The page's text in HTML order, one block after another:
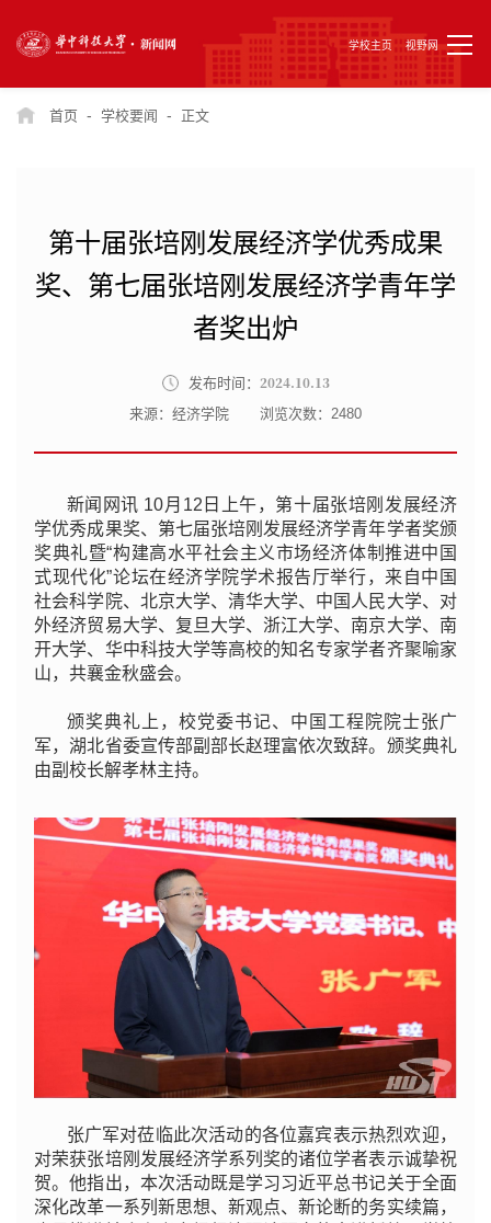
学校主页 视野网
首页 - 学校要闻 - 正文
第十届张培刚发展经济学优秀成果
奖、第七届张培刚发展经济学青年学
者奖出炉
发布时间： 2024.10.13
来源：经济学院 浏览次数：2480
新闻网讯 10月12日上午，第十届张培刚发展经济
学优秀成果奖、第七届张培刚发展经济学青年学者奖颁
奖典礼暨“构建高水平社会主义市场经济体制推进中国
式现代化”论坛在经济学院学术报告厅举行，来自中国
社会科学院、北京大学、清华大学、中国人民大学、对
外经济贸易大学、复旦大学、浙江大学、南京大学、南
开大学、华中科技大学等高校的知名专家学者齐聚喻家
山，共襄金秋盛会。
颁奖典礼上，校党委书记、中国工程院院士张广
军，湖北省委宣传部副部长赵理富依次致辞。颁奖典礼
由副校长解孝林主持。
张广军对莅临此次活动的各位嘉宾表示热烈欢迎，
对荣获张培刚发展经济学系列奖的诸位学者表示诚挚祝
贺。他指出，本次活动既是学习习近平总书记关于全面
深化改革一系列新思想、新观点、新论断的务实续篇，